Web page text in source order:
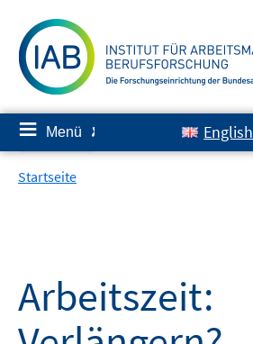
zum
Inhalt
≡ Menü ✘ English
Startseite
Arbeitszeit: